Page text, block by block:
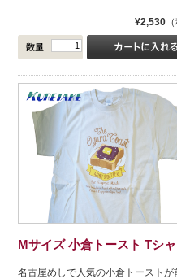
¥2,530
Mサイズ 小倉トースト Tシ
名古屋めしで人気の小倉トーストが